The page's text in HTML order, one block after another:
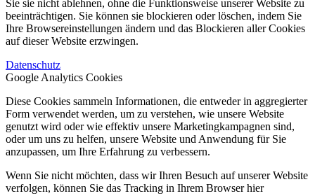
Sie sie nicht ablehnen, ohne die Funktionsweise unserer Website zu
beeinträchtigen. Sie können sie blockieren oder löschen, indem Sie
Ihre Browsereinstellungen ändern und das Blockieren aller Cookies
auf dieser Website erzwingen.
Datenschutz
Google Analytics Cookies
Diese Cookies sammeln Informationen, die entweder in aggregierter
Form verwendet werden, um zu verstehen, wie unsere Website
genutzt wird oder wie effektiv unsere Marketingkampagnen sind,
oder um uns zu helfen, unsere Website und Anwendung für Sie
anzupassen, um Ihre Erfahrung zu verbessern.
Wenn Sie nicht möchten, dass wir Ihren Besuch auf unserer Website
verfolgen, können Sie das Tracking in Ihrem Browser hier